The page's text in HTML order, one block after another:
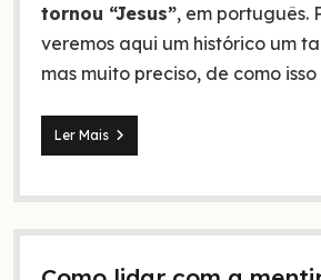
tornou “Jesus”, em português.
veremos aqui um histórico um
mas muito preciso, de como
Ler MaisComo
foi
“Yeshua”
“Jesus”?